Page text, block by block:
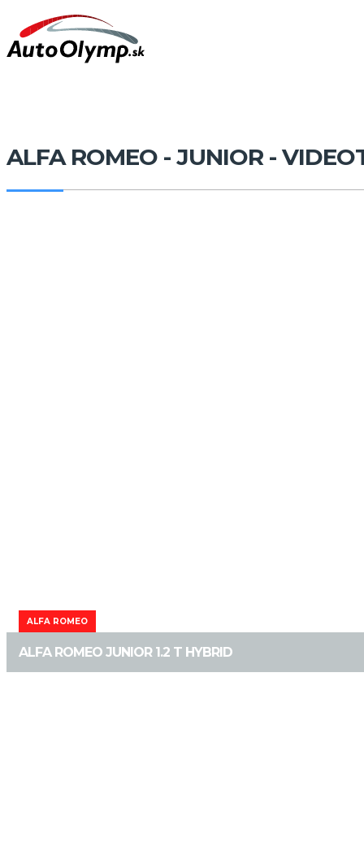
ALFA ROMEO - JUNIOR -
ALFA ROMEO
ALFA ROMEO JUNIOR 1.2 T HYBRID